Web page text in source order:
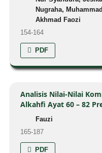
Nugraha,
Akhmad Faozi
154-164
PDF
Analisis Nilai-Nilai
Alkahfi Ayat 60 – 82
Fauzi
165-187
PDF